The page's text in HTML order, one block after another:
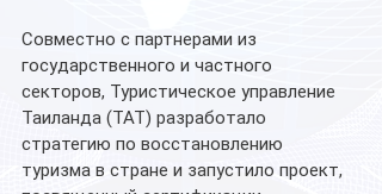
Совместно с партнерами из
государственного и частного
секторов, Туристическое управление
Таиланда (ТАТ) разработало
стратегию по восстановлению
туризма в стране и запустило проект,